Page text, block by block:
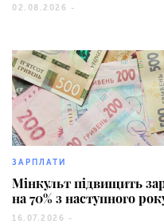
02.08.2026 -
ЗАРПЛАТИ
Мінкульт підвищить
на 70% з наступного
16.07.2026 -